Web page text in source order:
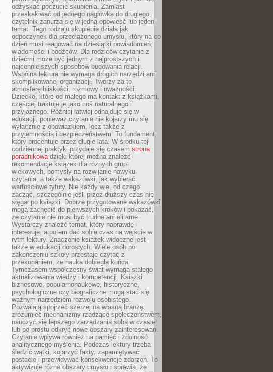
odzyskać poczucie skupienia. Zamiast
przeskakiwać od jednego nagłówka do drugiego,
czytelnik zanurza się w jedną opowieść lub jeden
temat. Tego rodzaju skupienie działa jak
odpoczynek dla przeciążonego umysłu, który na co
dzień musi reagować na dziesiątki powiadomień,
wiadomości i bodźców. Dla rodziców czytanie z
dziećmi może być jednym z najprostszych i
najcenniejszych sposobów budowania relacji.
Wspólna lektura nie wymaga drogich narzędzi ani
skomplikowanej organizacji. Tworzy za to
atmosferę bliskości, rozmowy i uważności.
Dziecko, które od małego ma kontakt z książkami,
częściej traktuje je jako coś naturalnego i
przyjaznego. Później łatwiej odnajduje się w
edukacji, ponieważ czytanie nie kojarzy mu się
wyłącznie z obowiązkiem, lecz także z
przyjemnością i bezpieczeństwem. To fundament,
który procentuje przez długie lata. W środku tej
codziennej praktyki przydaje się czasem strona
poradnikowadzięki której można znaleźć
rekomendacje książek dla różnych grup
wiekowych, pomysły na rozwijanie nawyku
czytania, a także wskazówki, jak wybierać
wartościowe tytuły. Nie każdy wie, od czego
zacząć, szczególnie jeśli przez dłuższy czas nie
sięgał po książki. Dobrze przygotowane wskazówki
mogą zachęcić do pierwszych kroków i pokazać,
że czytanie nie musi być trudne ani elitarne.
Wystarczy znaleźć temat, który naprawdę
interesuje, a potem dać sobie czas na wejście w
rytm lektury. Znaczenie książek widoczne jest
także w edukacji dorosłych. Wiele osób po
zakończeniu szkoły przestaje czytać z
przekonaniem, że nauka dobiegła końca.
Tymczasem współczesny świat wymaga stałego
aktualizowania wiedzy i kompetencji. Książki
biznesowe, popularnonaukowe, historyczne,
psychologiczne czy biograficzne mogą stać się
ważnym narzędziem rozwoju osobistego.
Pozwalają spojrzeć szerzej na własną branżę,
zrozumieć mechanizmy rządzące społeczeństwem,
nauczyć się lepszego zarządzania sobą w czasie
lub po prostu odkryć nowe obszary zainteresowań.
Czytanie wpływa również na pamięć i zdolność
analitycznego myślenia. Podczas lektury trzeba
śledzić wątki, kojarzyć fakty, zapamiętywać
postacie i przewidywać konsekwencje zdarzeń. To
aktywizuje różne obszary umysłu i sprawia, że